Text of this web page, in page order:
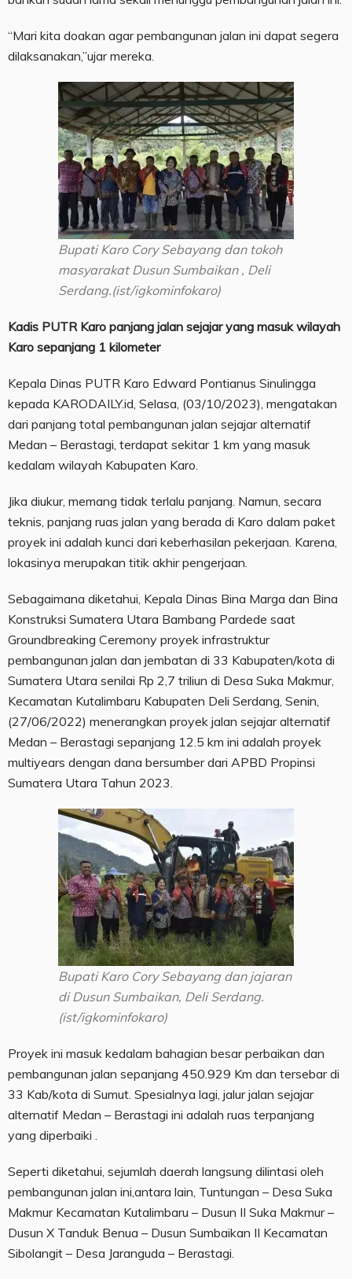
“Mari kita doakan agar pembangunan jalan ini dapat segera
dilaksanakan,”ujar mereka.
Bupati Karo Cory Sebayang dan tokoh
masyarakat Dusun Sumbaikan , Deli
Serdang.(ist/igkominfokaro)
Kadis PUTR Karo panjang jalan sejajar yang masuk wilayah
Karo sepanjang 1 kilometer
Kepala Dinas PUTR Karo Edward Pontianus Sinulingga
kepada KARODAILY.id, Selasa, (03/10/2023), mengatakan
dari panjang total pembangunan jalan sejajar alternatif
Medan – Berastagi, terdapat sekitar 1 km yang masuk
kedalam wilayah Kabupaten Karo.
Jika diukur, memang tidak terlalu panjang. Namun, secara
teknis, panjang ruas jalan yang berada di Karo dalam paket
proyek ini adalah kunci dari keberhasilan pekerjaan. Karena,
lokasinya merupakan titik akhir pengerjaan.
Sebagaimana diketahui, Kepala Dinas Bina Marga dan Bina
Konstruksi Sumatera Utara Bambang Pardede saat
Groundbreaking Ceremony proyek infrastruktur
pembangunan jalan dan jembatan di 33 Kabupaten/kota di
Sumatera Utara senilai Rp 2,7 triliun di Desa Suka Makmur,
Kecamatan Kutalimbaru Kabupaten Deli Serdang, Senin,
(27/06/2022) menerangkan proyek jalan sejajar alternatif
Medan – Berastagi sepanjang 12.5 km ini adalah proyek
multiyears dengan dana bersumber dari APBD Propinsi
Sumatera Utara Tahun 2023.
Bupati Karo Cory Sebayang dan jajaran
di Dusun Sumbaikan, Deli Serdang.
(ist/igkominfokaro)
Proyek ini masuk kedalam bahagian besar perbaikan dan
pembangunan jalan sepanjang 450.929 Km dan tersebar di
33 Kab/kota di Sumut. Spesialnya lagi, jalur jalan sejajar
alternatif Medan – Berastagi ini adalah ruas terpanjang
yang diperbaiki .
Seperti diketahui, sejumlah daerah langsung dilintasi oleh
pembangunan jalan ini,antara lain, Tuntungan – Desa Suka
Makmur Kecamatan Kutalimbaru – Dusun II Suka Makmur –
Dusun X Tanduk Benua – Dusun Sumbaikan II Kecamatan
Sibolangit – Desa Jaranguda – Berastagi.